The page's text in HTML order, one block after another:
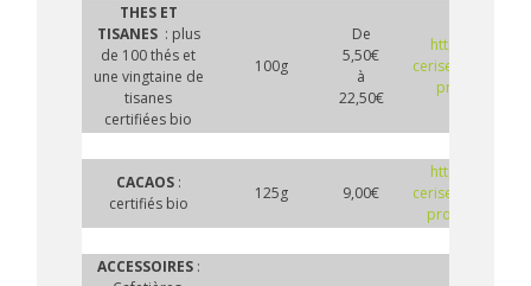
THES ET
TISANES: plus
de 100 thés et
une vingtaine de
tisanes
certifiées bio
100g
De
5,50€
à
22,50€
https://la-ptite-
cerise.be/
produit/thes/
CACAOS:
certifiés bio
125g 9,00€
https://la-ptite-
cerise.be/
produit/
ACCESSOIRES: